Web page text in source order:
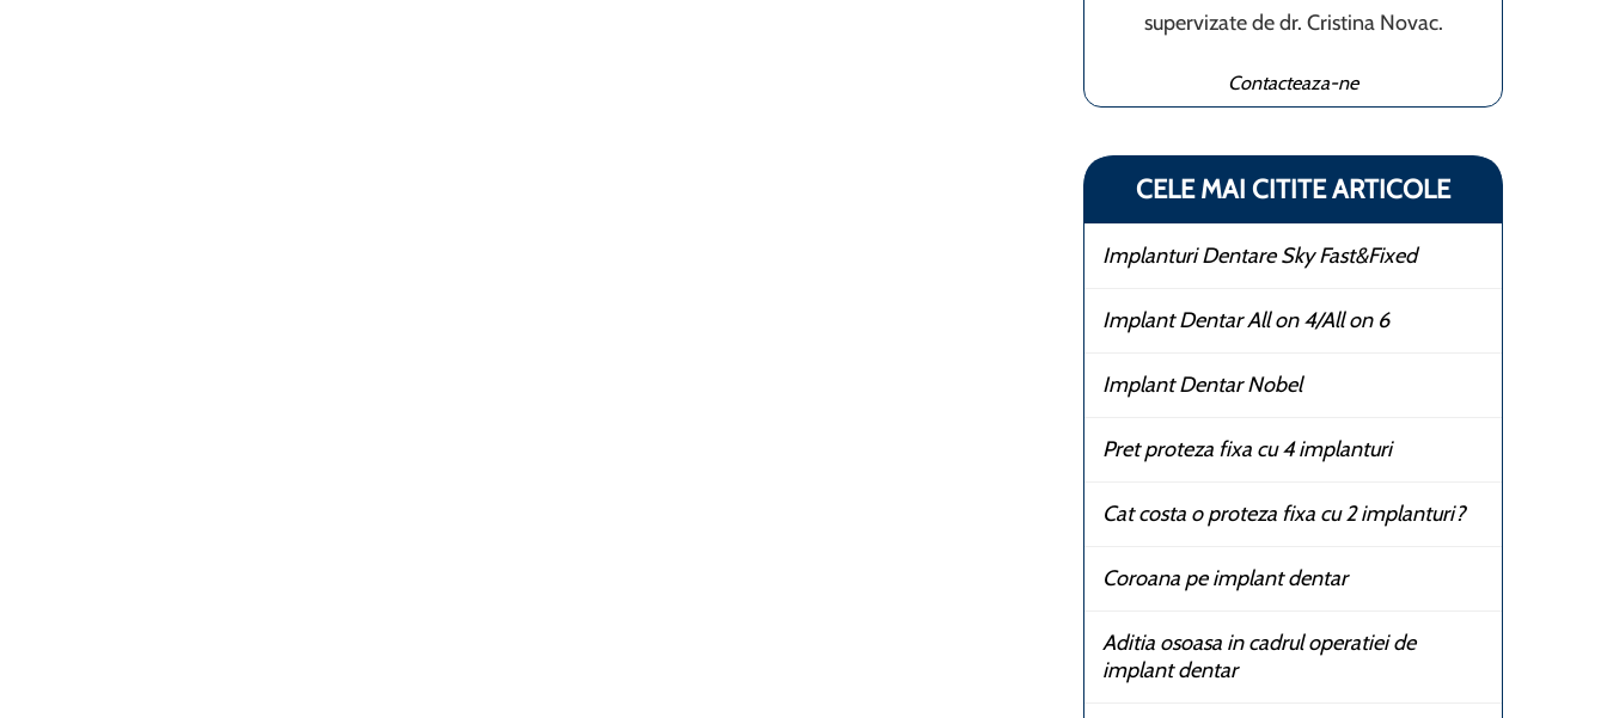
supervizate de dr. Cristina Novac.
Contacteaza-ne
CELE MAI CITITE ARTICOLE
Implanturi Dentare Sky Fast&Fixed
Implant Dentar All on 4/All on 6
Implant Dentar Nobel
Pret proteza fixa cu 4 implanturi
Cat costa o proteza fixa cu 2 implanturi?
Coroana pe implant dentar
Aditia osoasa in cadrul operatiei de
implant dentar